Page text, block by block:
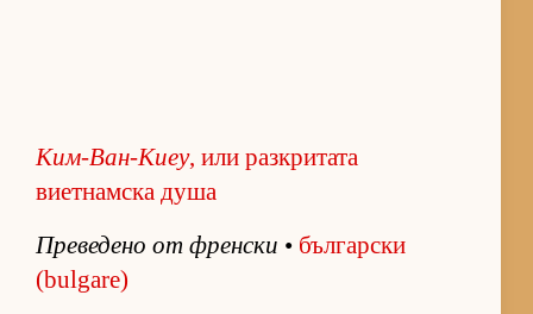
Ким-Ван-Киеу, или разкритата
виетнамска душа
Пре­ве­дено от френ­ски • бъл­гар­ски
(bulgare)